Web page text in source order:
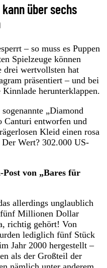
über sechs
– so muss es Puppen
Spielzeuge können
drei wertvollsten hat
präsentiert – und bei
herunterklappen.
„Diamond
Canturi entworfen und
Kleid einen rosa
Wert? 302.000 US-
Post von „Bares für
allerdings unglaublich
fünf Millionen Dollar
richtig gehört! Von
lediglich fünf Stück
Jahr 2000 hergestellt –
als der Großteil der